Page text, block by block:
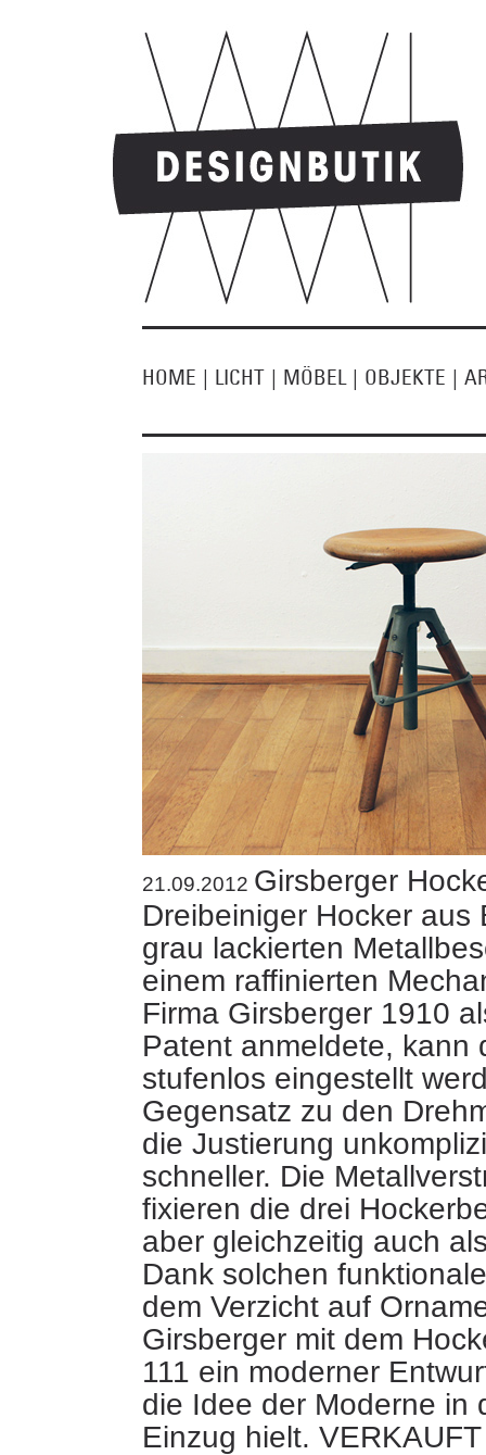
HOME | LICHT | MÖBEL | OBJEKTE |
21.09.2012 Girsberger
Dreibeiniger Hocker aus
grau lackierten
einem raffinierten
Firma Girsberger 1910
Patent anmeldete, kann
stufenlos eingestellt
Gegensatz zu den
die Justierung
schneller. Die
fixieren die drei
aber gleichzeitig auch
Dank solchen
dem Verzicht auf
Girsberger mit dem
111 ein moderner
die Idee der Moderne in
Einzug hielt. VERKAUFT